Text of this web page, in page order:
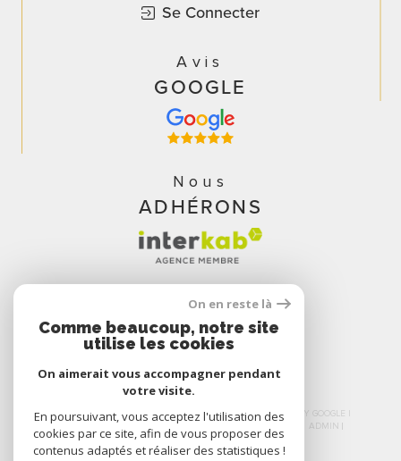
Se Connecter
Avis
GOOGLE
Nous
ADHÉRONS
© 2026 | TOUS DROITS RÉSERVÉS | TRADUCTION POWERED BY GOOGLE |
NOS HONORAIRES
PLAN DU SITE
ADMIN
NOS LIENS
POLITIQUE RGPD COOKIES
On en reste là
Comme beaucoup, notre site
utilise les cookies
On aimerait vous accompagner pendant
votre visite.
En poursuivant, vous acceptez l'utilisation des
cookies par ce site, afin de vous proposer des
contenus adaptés et réaliser des statistiques !